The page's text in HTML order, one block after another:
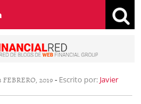
FEBRERO, 2019- Escrito por: Javier